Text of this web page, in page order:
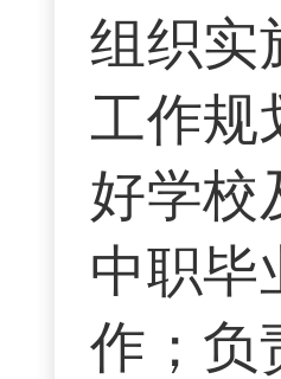
组织实
工作规
好学校
中职毕
作；负